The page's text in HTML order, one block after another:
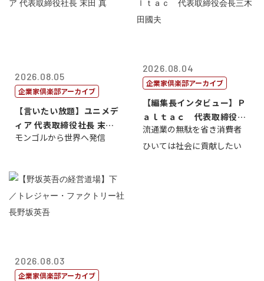
2026.08.05
企業家倶楽部アーカイブ
【言いたい放題】ユニメデ
ィア 代表取締役社長 末田
真
モンゴルから世界へ発信
2026.08.04
企業家倶楽部アーカイブ
【編集長インタビュー】Ｐ
ａｌｔａｃ 代表取締役会
長三木田國夫
流通業の無駄を省き消費者
ひいては社会に貢献したい
2026.08.03
企業家倶楽部アーカイブ